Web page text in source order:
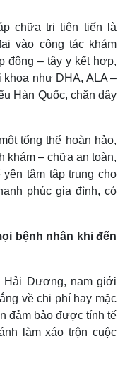
chữa trị tiên tiến là
vào công tác khám
đông – tây y kết hợp,
như DHA, ALA –
Hàn Quốc, chặn dây
tổng thể hoàn hảo,
khám – chữa an toàn,
tâm tập trung cho
phúc gia đình, có
bệnh nhân khi đến
Hải Dương, nam giới
về chi phí hay mặc
đảm bảo được tính tế
làm xáo trộn cuộc